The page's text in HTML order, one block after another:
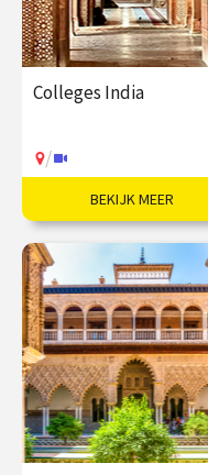
Colleges India
/
Een grootmacht in
opkomst.
€ 195,00
vanaf
okt
/ Op locatie of online
BEKIJK MEER